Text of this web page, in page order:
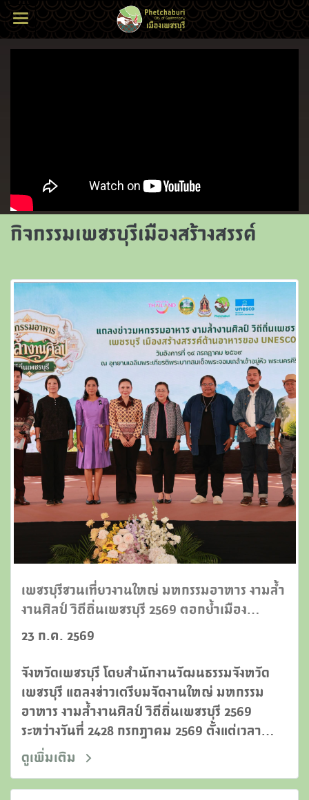
กิจกรรมเพชรบุรีเมืองสร้างสรรค์
เพชรบุรีชวนเที่ยวงานใหญ่ มหกรรมอาหาร งามล้ำ
งานศิลป์ วิถีถิ่นเพชรบุรี 2569 ตอกย้ำเมือง
สร้างสรรค์ด้านอาหารระดับโลก
23 ก.ค. 2569
จังหวัดเพชรบุรี โดยสำนักงานวัฒนธรรมจังหวัด
เพชรบุรี แถลงข่าวเตรียมจัดงานใหญ่ มหกรรม
อาหาร งามล้ำงานศิลป์ วิถีถิ่นเพชรบุรี 2569
ระหว่างวันที่ 2428 กรกฎาคม 2569 ตั้งแต่เวลา
16.0021.00 น. ณ อุทยานเฉลิมพระเกียรติ
พระบาทสมเด็จพระจอมเกล้าเจ้าอยู่หัว (พระนคร
คีรี)
ดูเพิ่มเติม